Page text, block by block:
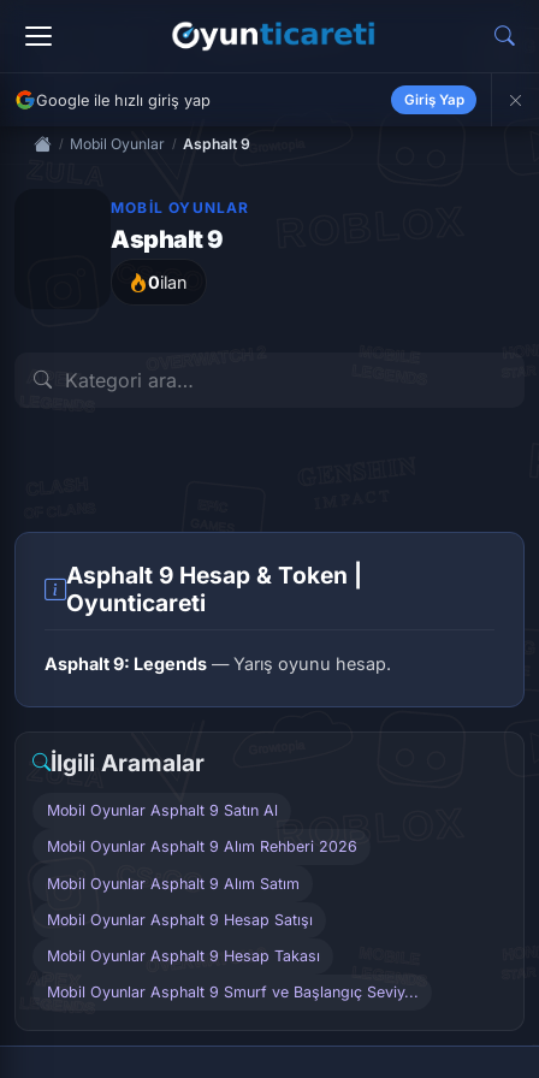
Google ile hızlı giriş yap Giriş Yap
Mobil Oyunlar Asphalt 9
MOBIL OYUNLAR
Asphalt 9
0ilan
Asphalt 9 Hesap & Token |
Oyunticareti
Asphalt 9: Legends — Yarış oyunu hesap.
İlgili Aramalar
Mobil Oyunlar Asphalt 9 Satın Al
Mobil Oyunlar Asphalt 9 Alım Rehberi 2026
Mobil Oyunlar Asphalt 9 Alım Satım
Mobil Oyunlar Asphalt 9 Hesap Satışı
Mobil Oyunlar Asphalt 9 Hesap Takası
Mobil Oyunlar Asphalt 9 Smurf ve Başlangıç Seviy...